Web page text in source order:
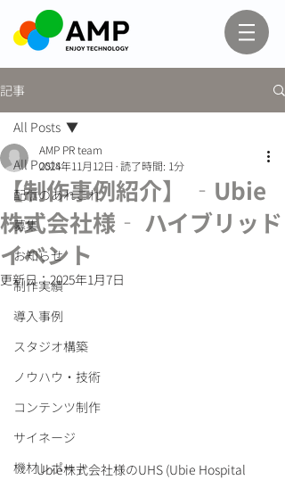
記事
All Posts
配信のあれこれ
募集
お知らせ
制作実績
導入事例
スタジオ構築
ノウハウ・技術
コンテンツ制作
サイネージ
機材レポート
All Posts
【制作事例紹介】 ‐Ubie
株式会社様‐ ハイブリッド
イベント
AMP PR team
2024年11月12日 読了時間: 1分
更新日：2025年1月7日
Ubie株式会社様のUHS (Ubie Hospital